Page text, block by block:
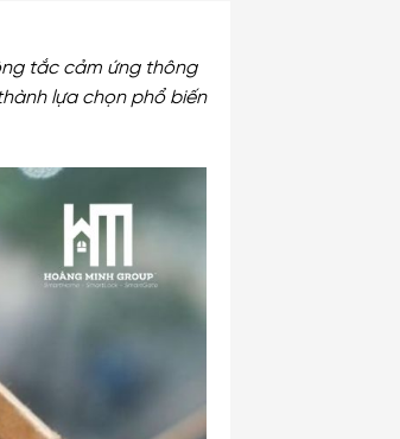
tắc cảm ứng thông
lựa chọn phổ biến